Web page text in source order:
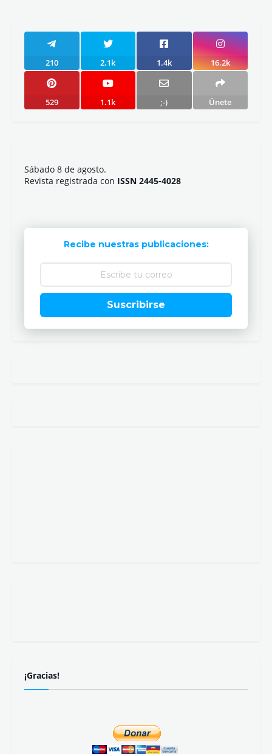
210 2.1k 1.4k 16.2k
529 1.1k ;-) Únete
Sábado 8 de agosto.
Revista registrada con ISSN 2445-4028
Recibe nuestras publicaciones:
Suscribirse
¡Gracias!